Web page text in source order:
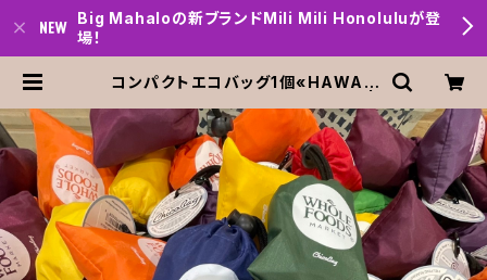
Big Mahaloの新ブランドMili Mili Honoluluが登
場！
コンパクトエコバッグ1個«HAWAII
Big mahalo Honolulu